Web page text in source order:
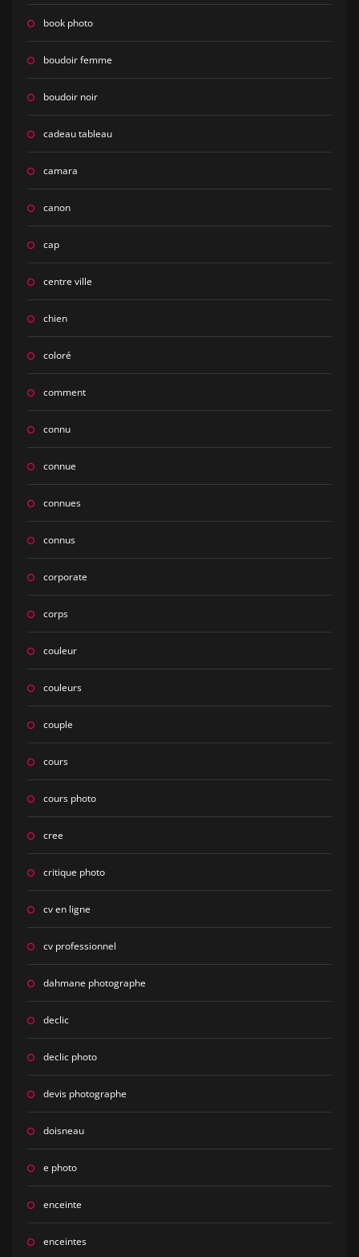
book photo
boudoir femme
boudoir noir
cadeau tableau
camara
canon
cap
centre ville
chien
coloré
comment
connu
connue
connues
connus
corporate
corps
couleur
couleurs
couple
cours
cours photo
cree
critique photo
cv en ligne
cv professionnel
dahmane photographe
declic
declic photo
devis photographe
doisneau
e photo
enceinte
enceintes